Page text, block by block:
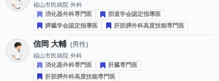
福山市民病院 外科
消化器外科専門医
胆道学会認定指導医
膵臓学会認定指導医
肝胆膵外科高度技能専門医
信岡 大輔 男性
福山市民病院 外科
消化器外科専門医
肝臓専門医
肝胆膵外科高度技能専門医